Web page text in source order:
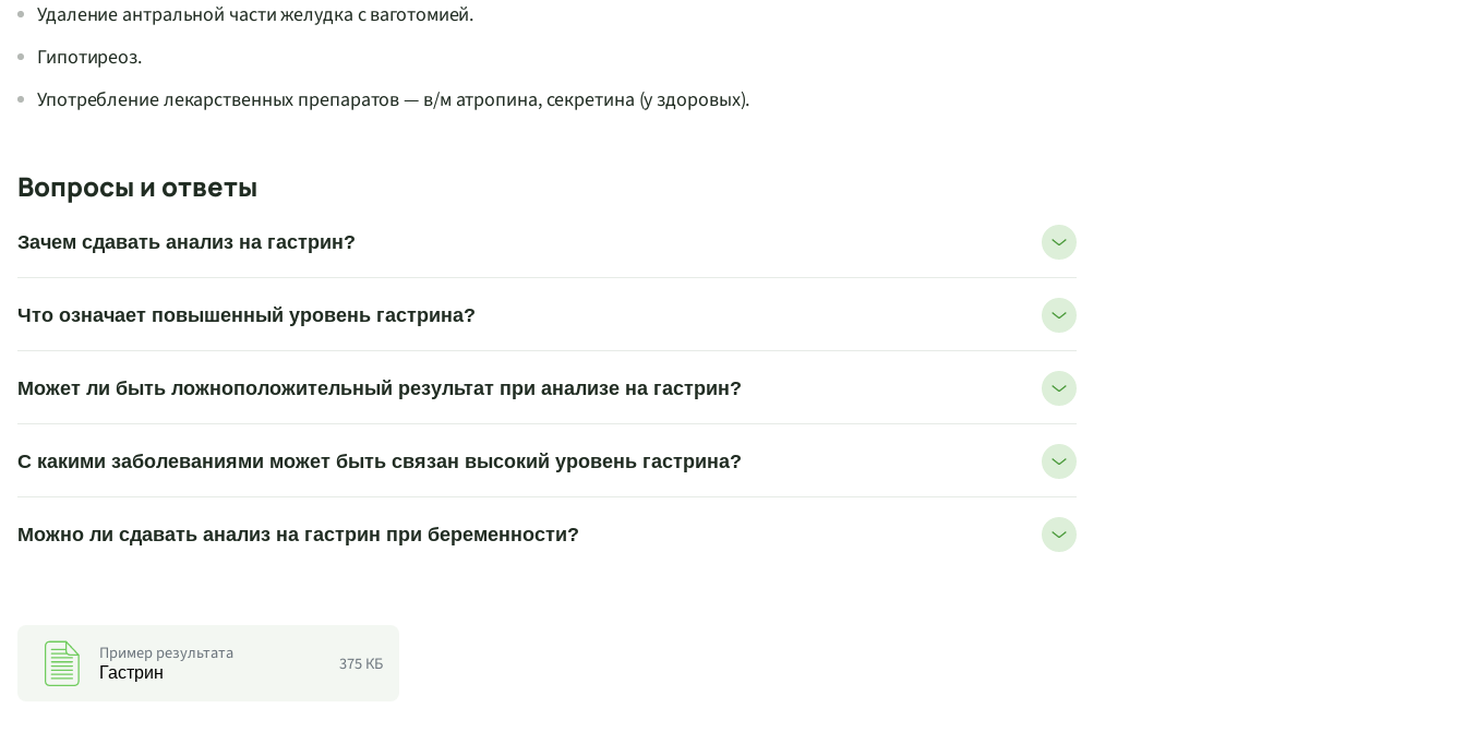
Удаление антральной части желудка с ваготомией.
Гипотиреоз.
Употребление лекарственных препаратов — в/м атропина, секретина (у здоровых).
Вопросы и ответы
Зачем сдавать анализ на гастрин?
Что означает повышенный уровень гастрина?
Может ли быть ложноположительный результат при анализе на гастрин?
С какими заболеваниями может быть связан высокий уровень гастрина?
Можно ли сдавать анализ на гастрин при беременности?
Пример результата
Гастрин 375 КБ